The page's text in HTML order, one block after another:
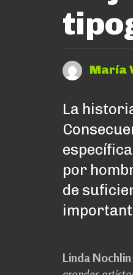
María
La
por
de
Linda Nochlin